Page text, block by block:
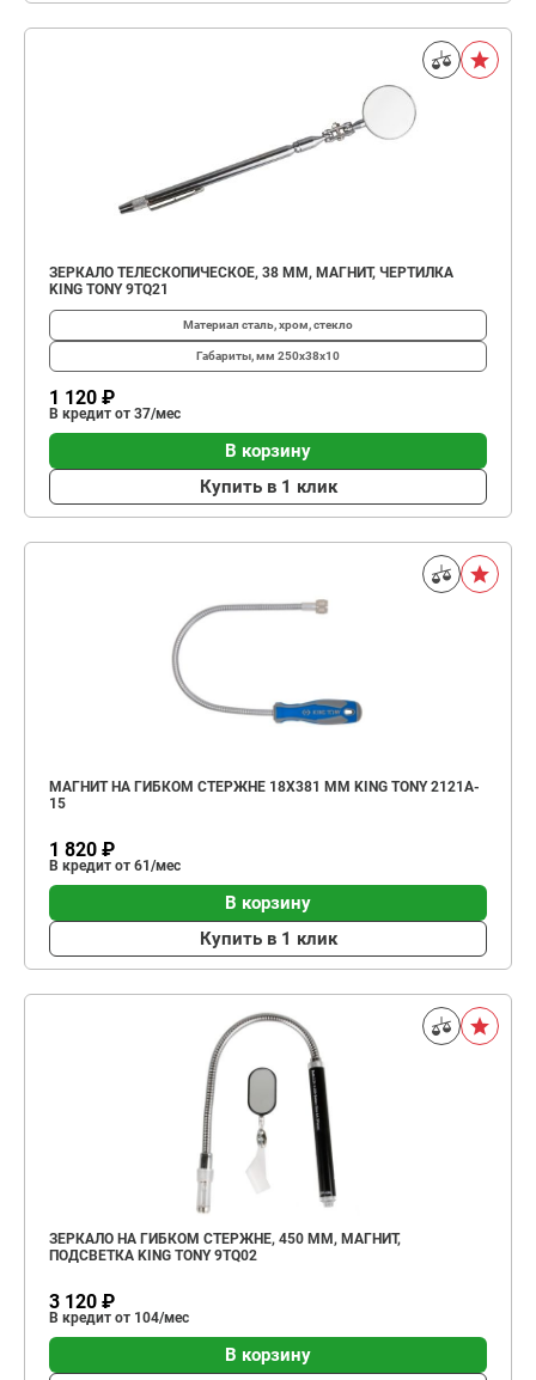
ЗЕРКАЛО ТЕЛЕСКОПИЧЕСКОЕ, 38 ММ, МАГНИТ, ЧЕРТИЛКА
KING TONY 9TQ21
Материал сталь, хром, стекло
Габариты, мм 250х38х10
1 120 ₽
В кредит от 37/мес
В корзину
Купить в 1 клик
МАГНИТ НА ГИБКОМ СТЕРЖНЕ 18Х381 ММ KING TONY 2121A-
15
1 820 ₽
В кредит от 61/мес
В корзину
Купить в 1 клик
ЗЕРКАЛО НА ГИБКОМ СТЕРЖНЕ, 450 ММ, МАГНИТ,
ПОДСВЕТКА KING TONY 9TQ02
3 120 ₽
В кредит от 104/мес
В корзину